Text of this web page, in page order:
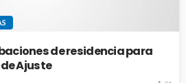
de residencia para
Ajuste